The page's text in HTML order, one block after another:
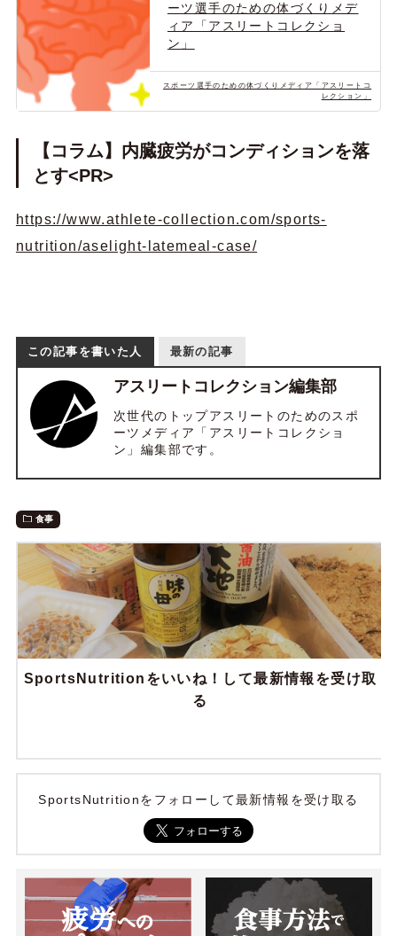
ーツ選手のための体づくりメデ
ィア「アスリートコレクショ
ン」
スポーツ選手のための体づくりメディア「アスリートコ
レクション」
【コラム】内臓疲労がコンディションを落
とす<PR>
https://www.athlete-collection.com/sports-
nutrition/aselight-latemeal-case/
この記事を書いた人 最新の記事
アスリートコレクション編集部
次世代のトップアスリートのためのスポ
ーツメディア「アスリートコレクショ
ン」編集部です。
食事
SportsNutritionをいいね！して最新情報を受け取
る
SportsNutritionをフォローして最新情報を受け取る